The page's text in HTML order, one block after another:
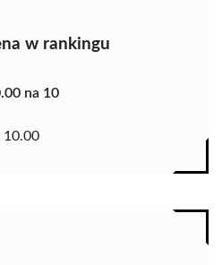
w rankingu
na 10
10.00